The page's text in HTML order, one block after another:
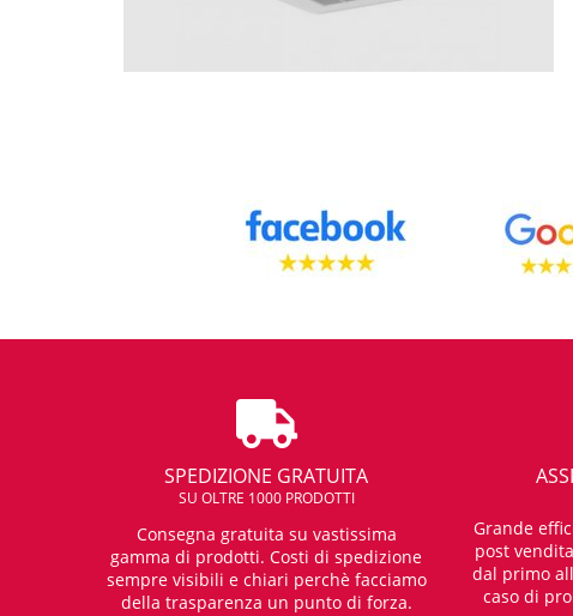
SPEDIZIONE GRATUITA
SU OLTRE 1000 PRODOTTI
Consegna gratuita su vastissima
gamma di prodotti. Costi di spedizione
sempre visibili e chiari perchè facciamo
della trasparenza un punto di forza.
Grande
post
dal primo
caso di